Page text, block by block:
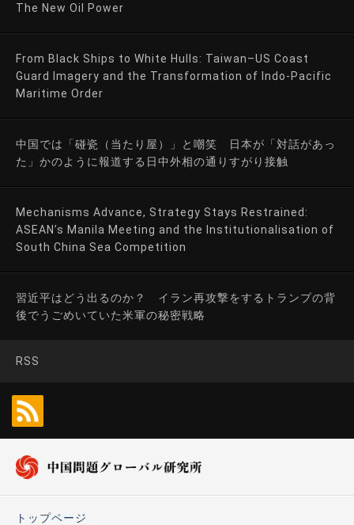
The New Oil Power
From Black Ships to White Hulls: Taiwan–US Coast
Guard Imagery and the Transformation of Indo-Pacific
Maritime Order
中国では「碰瓷（当たり屋）」と嘲笑 日本が「対話があっ
た」かのように報道する日中外相の通りすがり接触
Mechanisms Advance, Strategy Stays Restrained:
ASEAN’s Manila Meeting and the Institutionalisation of
South China Sea Competition
習近平はどう出るのか？ イラン再攻撃をするトランプの背
後でうごめいていた米軍の秘密戦略
RSS
トップページ